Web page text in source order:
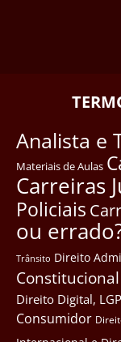
Analista e
Materiais de Aulas
Carreiras
Policiais
ou
Trânsito Direito
Constitucional
Direito Digital,
Consumidor